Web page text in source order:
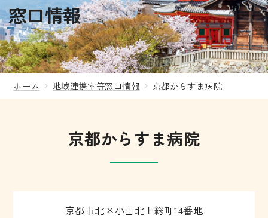
窓口情報
ホーム 地域連携室等窓口情報 京都からすま病院
京都からすま病院
京都市北区小山北上総町14番地